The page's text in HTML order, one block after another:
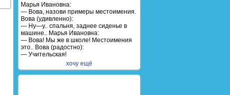
Марья Ивановна:
— Вова, назови примеры местоимения.
Вова (удивленно):
— Ну—у.. спальня, заднее сиденье в
машине.. Марья Ивановна:
— Вова! Мы же в школе! Местоимения
это.. Вова (радостно):
— Учительская!
хочу ещё